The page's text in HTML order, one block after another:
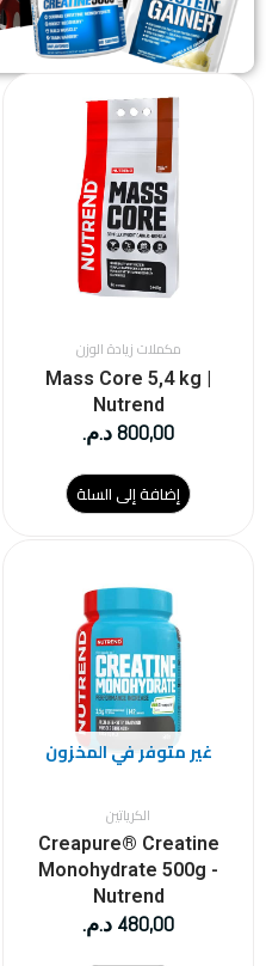
مكملات زيادة الوزن
Mass Core 5,4 kg |
Nutrend
800,00د.م.
إضافة إلى السلة
غير متوفر في المخزون
الكرياتين
Creapure® Creatine
Monohydrate 500g -
Nutrend
480,00 د.م.